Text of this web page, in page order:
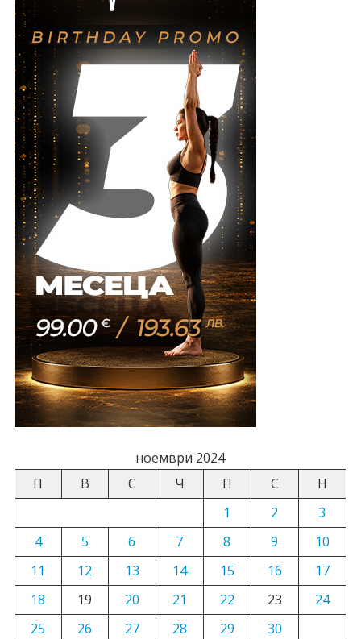
ноември 2024
П
В С Ч П С
Н
1
2
3
4
5 6 7 8 9
10
11
12 13 14 15 16
17
18
19 20 21 22 23
24
25
26 27 28 29
30